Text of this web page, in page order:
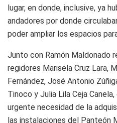
lugar, en donde, inclusive, ya
andadores por donde
poder ampliar los espacios
Junto con Ramón Maldonado
regidores Marisela Cruz Lara,
Fernández, José Antonio
Tinoco y Julia Lila Ceja
urgente necesidad de la
las instalaciones del Panteón